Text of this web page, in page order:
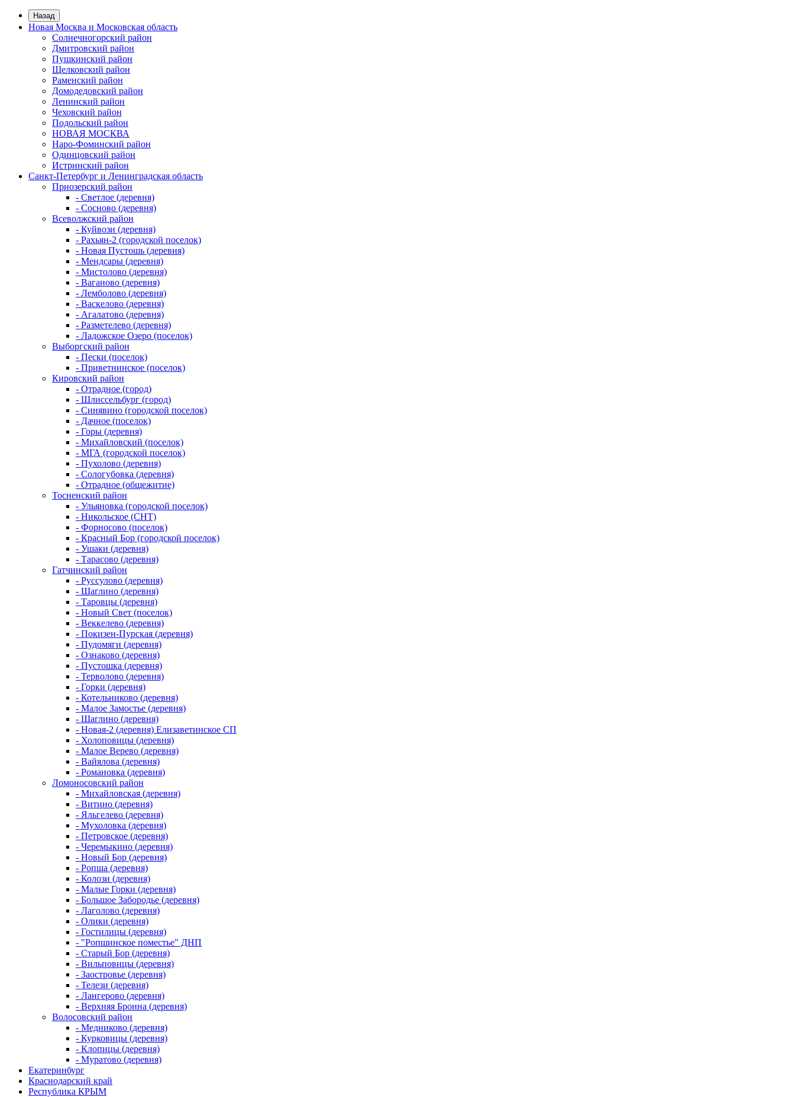
Назад
Новая Москва и Московская область
Солнечногорский район
Дмитровский район
Пушкинский район
Щелковский район
Раменский район
Домодедовский район
Ленинский район
Чеховский район
Подольский район
НОВАЯ МОСКВА
Наро-Фоминский район
Одинцовский район
Истринский район
Санкт-Петербург и Ленинградская область
Приозерский район
- Светлое (деревня)
- Сосново (деревня)
Всеволжский район
- Куйвози (деревня)
- Рахьян-2 (городской поселок)
- Новая Пустошь (деревня)
- Мендсары (деревня)
- Мистолово (деревня)
- Ваганово (деревня)
- Лемболово (деревня)
- Васкелово (деревня)
- Агалатово (деревня)
- Разметелево (деревня)
- Ладожское Озеро (поселок)
Выборгский район
- Пески (поселок)
- Приветнинское (поселок)
Кировский район
- Отрадное (город)
- Шлиссельбург (город)
- Синявино (городской поселок)
- Дачное (поселок)
- Горы (деревня)
- Михайловский (поселок)
- МГА (городской поселок)
- Пухолово (деревня)
- Сологубовка (деревня)
- Отрадное (общежитие)
Тосненский район
- Ульяновка (городской поселок)
- Никольское (СНТ)
- Форносово (поселок)
- Красный Бор (городской поселок)
- Ушаки (деревня)
- Тарасово (деревня)
Гатчинский район
- Руссулово (деревня)
- Шаглино (деревня)
- Таровцы (деревня)
- Новый Свет (поселок)
- Веккелево (деревня)
- Покизен-Пурская (деревня)
- Пудомяги (деревня)
- Ознаково (деревня)
- Пустошка (деревня)
- Терволово (деревня)
- Горки (деревня)
- Котельниково (деревня)
- Малое Замостье (деревня)
- Шаглино (деревня)
- Новая-2 (деревня) Елизаветинское СП
- Холоповицы (деревня)
- Малое Верево (деревня)
- Вайялова (деревня)
- Романовка (деревня)
Ломоносовский район
- Михайловская (деревня)
- Витино (деревня)
- Яльгелево (деревня)
- Мухоловка (деревня)
- Петровское (деревня)
- Черемыкино (деревня)
- Новый Бор (деревня)
- Ропша (деревня)
- Колози (деревня)
- Малые Горки (деревня)
- Большое Забородье (деревня)
- Лаголово (деревня)
- Олики (деревня)
- Гостилицы (деревня)
- "Ропшинское поместье" ДНП
- Старый Бор (деревня)
- Вильповицы (деревня)
- Заостровье (деревня)
- Телези (деревня)
- Лангерово (деревня)
- Верхняя Бронна (деревня)
Волосовский район
- Медниково (деревня)
- Курковицы (деревня)
- Клопицы (деревня)
- Муратово (деревня)
Екатеринбург
Краснодарский край
Республика КРЫМ